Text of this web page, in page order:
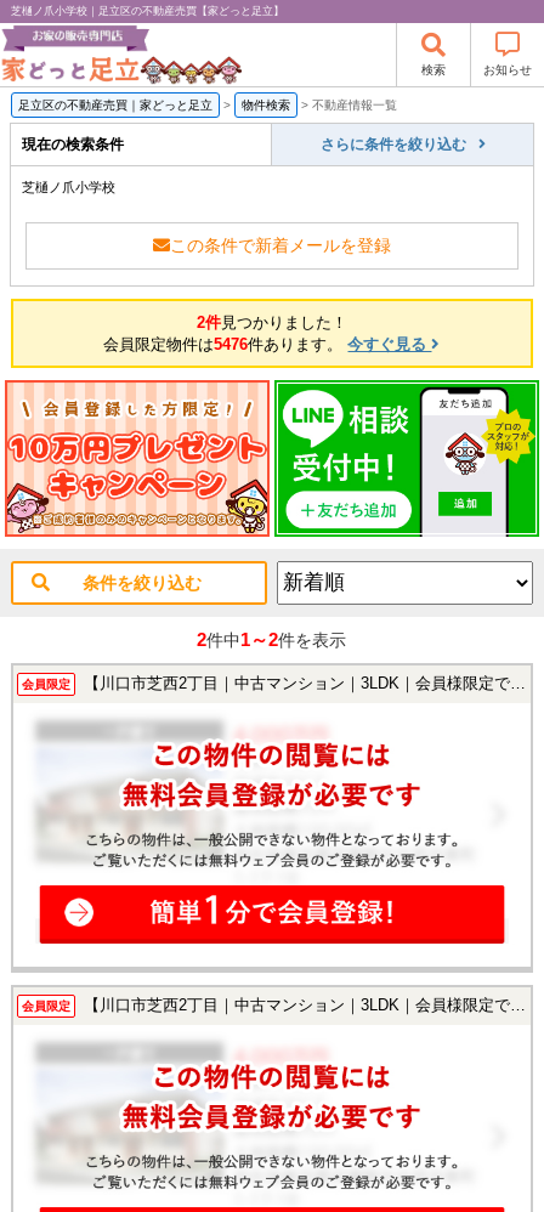
芝樋ノ爪小学校｜足立区の不動産売買【家どっと足立】
検索 お知らせ
足立区の不動産売買｜家どっと足立 > 物件検索 > 不動産情報一覧
現在の検索条件 さらに条件を絞り込む
芝樋ノ爪小学校
この条件で新着メールを登録
2件見つかりました！
会員限定物件は5476件あります。今すぐ見る
条件を絞り込む
2件中1～2件を表示
会員限定 【川口市芝西2丁目｜中古マンション｜3LDK｜会員様限定で公開中！】
会員限定 【川口市芝西2丁目｜中古マンション｜3LDK｜会員様限定で公開中！】